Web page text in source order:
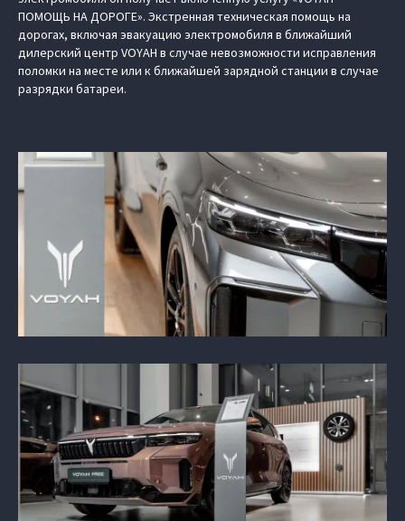
ПОМОЩЬ НА ДОРОГЕ». Экстренная техническая помощь на
дорогах, включая эвакуацию электромобиля в ближайший
дилерский центр VOYAH в случае невозможности исправления
поломки на месте или к ближайшей зарядной станции в случае
разрядки батареи.